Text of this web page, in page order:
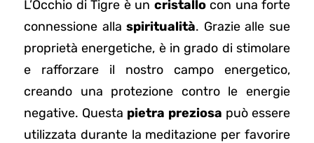
L’Occhio di Tigre è un cristallo con una forte
connessione allaspiritualità. Grazie alle sue
proprietà energetiche, è in grado di stimolare
e rafforzare il nostro campo energetico,
creando una protezione contro le energie
negative. Questa pietra preziosa può essere
utilizzata durante la meditazione per favorire